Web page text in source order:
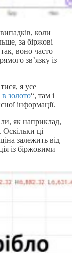
коли
за біржові
воно часто
зв’язку із
я усе
в золото“, там і
інформації.
як наприклад,
Оскільки ці
залежить від
із біржовими